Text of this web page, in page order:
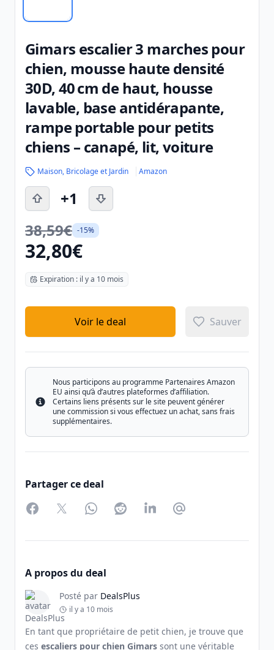
Gimars escalier 3 marches pour
chien, mousse haute densité
30D, 40 cm de haut, housse
lavable, base antidérapante,
rampe portable pour petits
chiens – canapé, lit, voiture
Maison, Bricolage et Jardin Amazon
+1
38,59€ -15%
32,80€
Expiration : il y a 10 mois
Voir le deal Sauver
Info
Nous participons au programme Partenaires Amazon
EU ainsi qu’à d’autres plateformes d’affiliation.
Certains liens présents sur le site peuvent générer
une commission si vous effectuez un achat, sans frais
supplémentaires.
Partager ce deal
FacebookTwitterWhatsAppRedditLinkedInPartager par Email
A propos du deal
Posté par DealsPlus
il y a 10 mois
En tant que propriétaire de petit chien, je trouve que
ces escaliers pour chien Gimars sont une véritable